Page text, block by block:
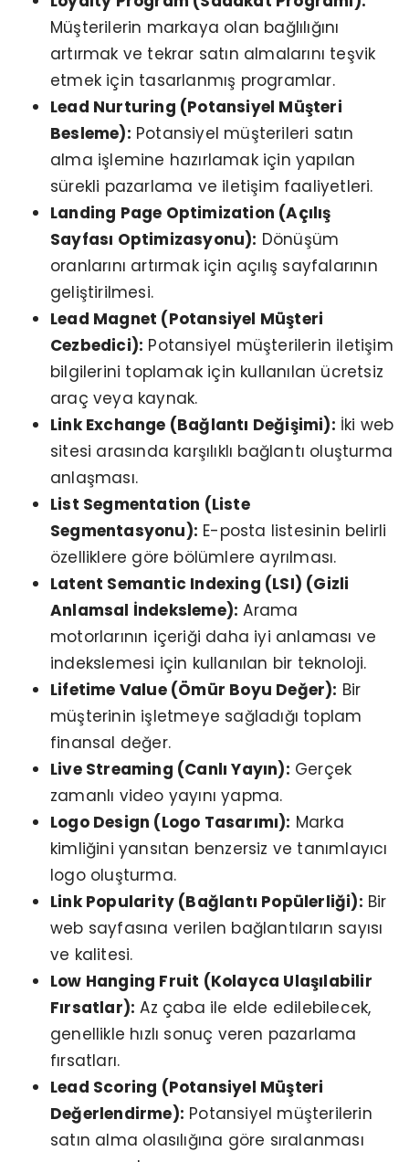
Müşterilerin markaya olan bağlılığını
artırmak ve tekrar satın almalarını teşvik
etmek için tasarlanmış programlar.
Lead Nurturing (Potansiyel Müşteri
Besleme): Potansiyel müşterileri satın
alma işlemine hazırlamak için yapılan
sürekli pazarlama ve iletişim faaliyetleri.
Landing Page Optimization (Açılış
Sayfası Optimizasyonu): Dönüşüm
oranlarını artırmak için açılış sayfalarının
geliştirilmesi.
Lead Magnet (Potansiyel Müşteri
Cezbedici): Potansiyel müşterilerin iletişim
bilgilerini toplamak için kullanılan ücretsiz
araç veya kaynak.
Link Exchange (Bağlantı Değişimi): İki web
sitesi arasında karşılıklı bağlantı oluşturma
anlaşması.
List Segmentation (Liste
Segmentasyonu): E-posta listesinin belirli
özelliklere göre bölümlere ayrılması.
Latent Semantic Indexing (LSI) (Gizli
Anlamsal İndeksleme): Arama
motorlarının içeriği daha iyi anlaması ve
indekslemesi için kullanılan bir teknoloji.
Lifetime Value (Ömür Boyu Değer): Bir
müşterinin işletmeye sağladığı toplam
finansal değer.
Live Streaming (Canlı Yayın): Gerçek
zamanlı video yayını yapma.
Logo Design (Logo Tasarımı): Marka
kimliğini yansıtan benzersiz ve tanımlayıcı
logo oluşturma.
Link Popularity (Bağlantı Popülerliği): Bir
web sayfasına verilen bağlantıların sayısı
ve kalitesi.
Low Hanging Fruit (Kolayca Ulaşılabilir
Fırsatlar): Az çaba ile elde edilebilecek,
genellikle hızlı sonuç veren pazarlama
fırsatları.
Lead Scoring (Potansiyel Müşteri
Değerlendirme): Potansiyel müşterilerin
satın alma olasılığına göre sıralanması